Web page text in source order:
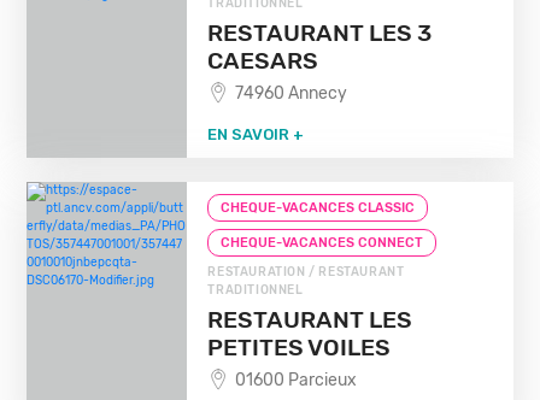
TRADITIONNEL
RESTAURANT LES 3
CAESARS
74960 Annecy
EN SAVOIR +
CHEQUE-VACANCES CLASSIC
CHEQUE-VACANCES CONNECT
RESTAURATION / RESTAURANT
TRADITIONNEL
RESTAURANT LES
PETITES VOILES
01600 Parcieux